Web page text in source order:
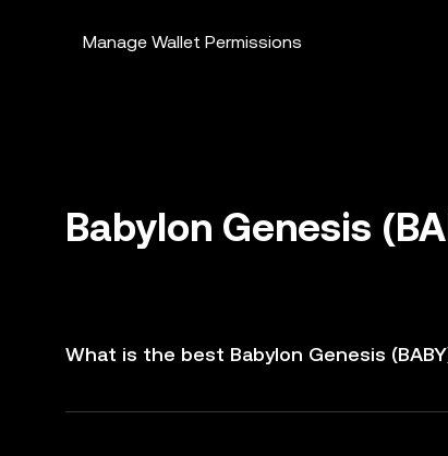
Manage Wallet Permissions
Babylon Genesis
What is the best Babylon Genesis